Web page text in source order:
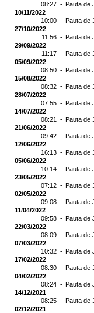
08:27 - Pauta de
10/11/2022
10:00 - Pauta de
27/10/2022
11:56 - Pauta de
29/09/2022
11:17 - Pauta de
05/09/2022
08:50 - Pauta de
15/08/2022
08:32 - Pauta de
28/07/2022
07:55 - Pauta de
14/07/2022
08:21 - Pauta de
21/06/2022
09:42 - Pauta de
12/06/2022
16:13 - Pauta de
05/06/2022
10:14 - Pauta de
23/05/2022
07:12 - Pauta de
02/05/2022
09:08 - Pauta de
11/04/2022
09:58 - Pauta de
22/03/2022
08:09 - Pauta de
07/03/2022
10:32 - Pauta de
17/02/2022
08:30 - Pauta de
04/02/2022
08:24 - Pauta de
14/12/2021
08:25 - Pauta de
02/12/2021